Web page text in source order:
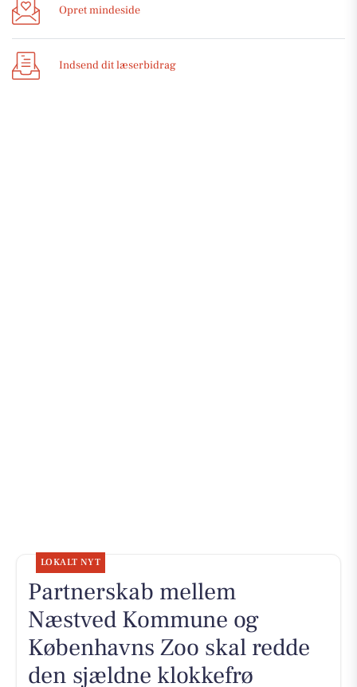
Opret mindeside
Indsend dit læserbidrag
LOKALT NYT
Partnerskab mellem
Næstved Kommune og
Københavns Zoo skal redde
den sjældne klokkefrø